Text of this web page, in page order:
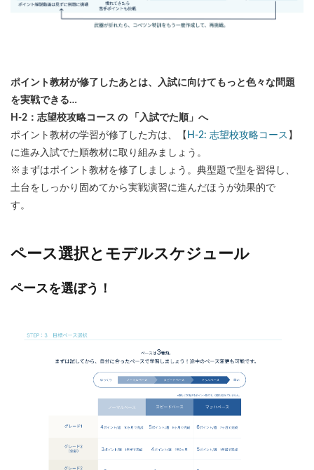
ポイント教材が修了したあとは、入試に向けてもっと色々な問題
を実戦できる…
H-2：志望校攻略コース の 「入試でた順」へ
ポイント教材の学習が修了した方は、【 H-2: 志望校攻略コース 】
に進み入試でた順教材に取り組みましょう。
※まずはポイント教材を修了しましょう。典型題で型を習得し、
土台をしっかり固めてから実戦演習に進んだほうが効果的で
す。
ペース選択とモデルスケジュール
ペースを選ぼう！